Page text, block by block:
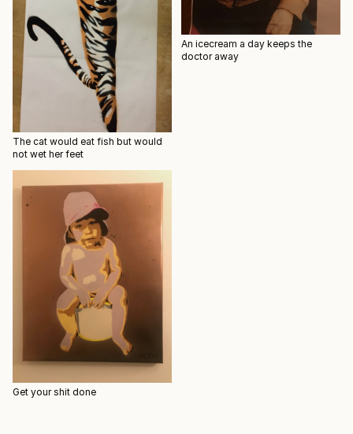
The cat would eat fish but would
not wet her feet
An icecream a day keeps the
doctor away
Get your shit done